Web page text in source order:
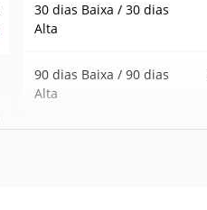
30 dias Baixa / 30 dias
Alta
90 dias Baixa / 90 dias
Alta